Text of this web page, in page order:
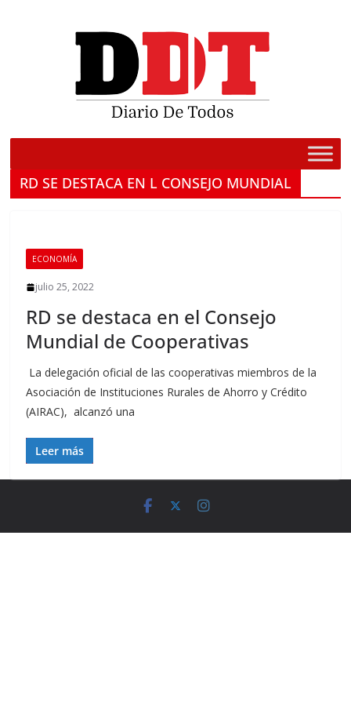
RD SE DESTACA EN L CONSEJO MUNDIAL
ECONOMÍA
julio 25, 2022
RD se destaca en el Consejo
Mundial de Cooperativas
La delegación oficial de las cooperativas miembros de la
Asociación de Instituciones Rurales de Ahorro y Crédito
(AIRAC), alcanzó una
Leer más